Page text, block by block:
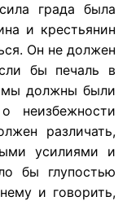
града была
и крестьянин
Он не должен
бы печаль в
мы должны были
неизбежности
различать,
усилиями и
бы глупостью
и говорить,